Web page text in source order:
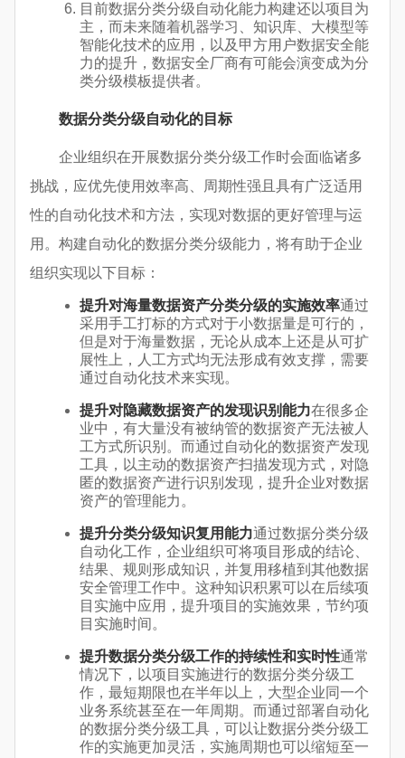
目前数据分类分级自动化能力构建还以项目为
主，而未来随着机器学习、知识库、大模型等
智能化技术的应用，以及甲方用户数据安全能
力的提升，数据安全厂商有可能会演变成为分
类分级模板提供者。
数据分类分级自动化的目标
企业组织在开展数据分类分级工作时会面临诸多
挑战，应优先使用效率高、周期性强且具有广泛适用
性的自动化技术和方法，实现对数据的更好管理与运
用。构建自动化的数据分类分级能力，将有助于企业
组织实现以下目标：
提升对海量数据资产分类分级的实施效率通过
采用手工打标的方式对于小数据量是可行的，
但是对于海量数据，无论从成本上还是从可扩
展性上，人工方式均无法形成有效支撑，需要
通过自动化技术来实现。
提升对隐藏数据资产的发现识别能力在很多企
业中，有大量没有被纳管的数据资产无法被人
工方式所识别。而通过自动化的数据资产发现
工具，以主动的数据资产扫描发现方式，对隐
匿的数据资产进行识别发现，提升企业对数据
资产的管理能力。
提升分类分级知识复用能力通过数据分类分级
自动化工作，企业组织可将项目形成的结论、
结果、规则形成知识，并复用移植到其他数据
安全管理工作中。这种知识积累可以在后续项
目实施中应用，提升项目的实施效果，节约项
目实施时间。
提升数据分类分级工作的持续性和实时性通常
情况下，以项目实施进行的数据分类分级工
作，最短期限也在半年以上，大型企业同一个
业务系统甚至在一年周期。而通过部署自动化
的数据分类分级工具，可以让数据分类分级工
作的实施更加灵活，实施周期也可以缩短至一